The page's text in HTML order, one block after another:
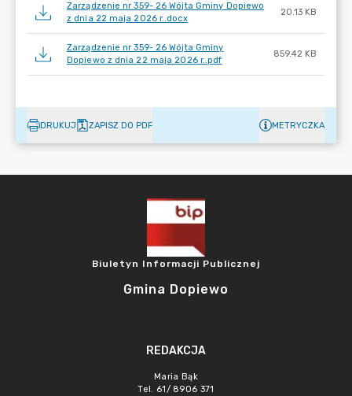
Zarządzenie nr 359- 26 Wójta Gminy Dopiewo
z dnia 22 maja 2026 r..docx
20.13 KB
Zarządzenie nr 359- 26 Wójta Gminy
Dopiewo z dnia 22 maja 2026 r..pdf
859.42 KB
DRUKUJ ZAPISZ DO PDF METRYCZKA
Biuletyn Informacji Publicznej
Gmina Dopiewo
REDAKCJA
Maria Bąk
Tel. 61/ 8906 371